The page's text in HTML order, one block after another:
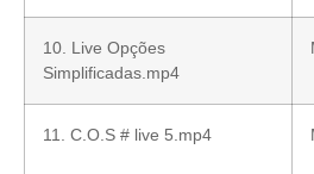
10. Live Opções
Simplificadas.mp4
11. C.O.S # live 5.mp4